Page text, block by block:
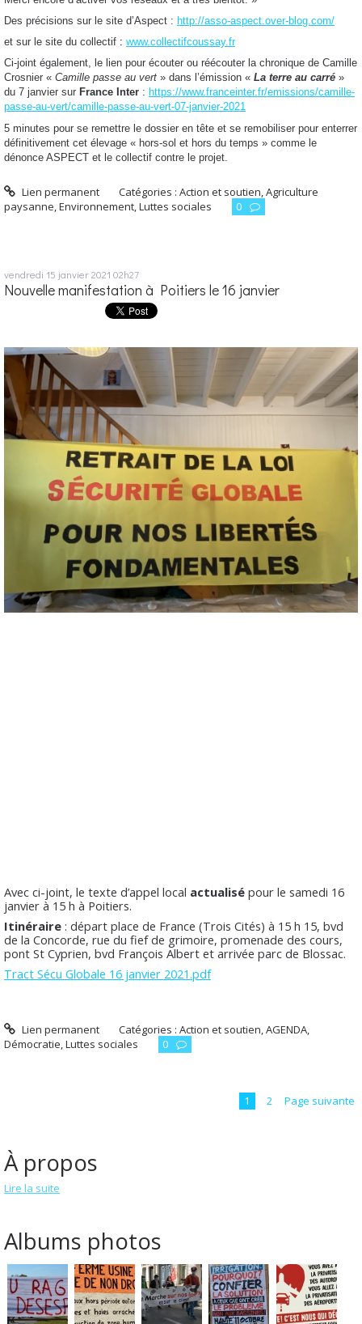
Des précisions sur le site d’Aspect : http://asso-aspect.over-blog.com/
et sur le site du collectif : www.collectifcoussay.fr
Ci-joint également, le lien pour écouter ou réécouter la chronique de Camille
Crosnier « Camille passe au vert » dans l’émission « La terre au carré »
du 7 janvier sur France Inter : https://www.franceinter.fr/emissions/camille-
passe-au-vert/camille-passe-au-vert-07-janvier-2021
5 minutes pour se remettre le dossier en tête et se remobiliser pour enterrer
définitivement cet élevage « hors-sol et hors du temps » comme le
dénonce ASPECT et le collectif contre le projet.
Lien permanent Catégories :Action et soutien,Agriculture
paysanne,Environnement,Luttes sociales 0
vendredi 15 janvier 2021 02h27
Nouvelle manifestation à Poitiers le 16 janvier
Avec ci-joint, le texte d’appel local actualisé pour le samedi 16
janvier à 15 h à Poitiers.
Itinéraire : départ place de France (Trois Cités) à 15 h 15, bvd
de la Concorde, rue du fief de grimoire, promenade des cours,
pont St Cyprien, bvd François Albert et arrivée parc de Blossac.
Tract Sécu Globale 16 janvier 2021.pdf
Lien permanent Catégories :Action et soutien,AGENDA,
Démocratie,Luttes sociales 0
1 2 Page suivante
À propos
Lire la suite
Albums photos